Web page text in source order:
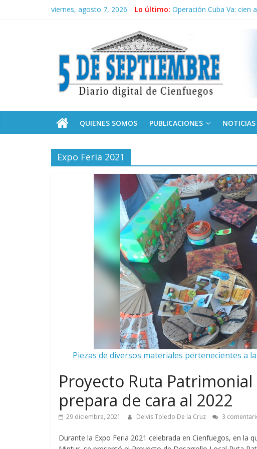
viernes, agosto 7, 2026 Lo último: Operación Cuba Va: cien
Por ti, Fidel; por todos
“Junto a Fidel”: En
Solidaridad sin fronteras:
Septiembre
Diario
de
Cienfuegos,QUIENES SOMOS PUBLICACIONES NOTICIAS
Expo Feria 2021
Piezas de diversos materiales pertenecientes a
Proyecto Ruta Patrimonial
prepara de cara al 2022
29 diciembre, 2021 Delvis Toledo De la Cruz 3
Durante la Expo Feria 2021 celebrada en Cienfuegos, en la